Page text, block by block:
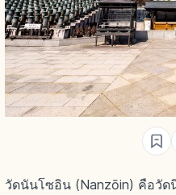
วัดนันโซอิน (Nanzōin) คือวัด